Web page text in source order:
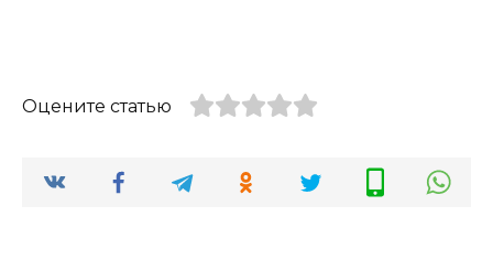
Оцените статью